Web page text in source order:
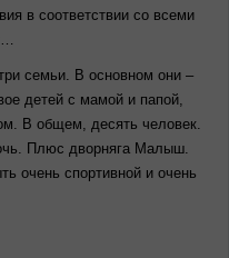
в соответствии со всеми
семьи. В основном они –
детей с мамой и папой,
В общем, десять человек.
Плюс дворняга Малыш.
очень спортивной и очень